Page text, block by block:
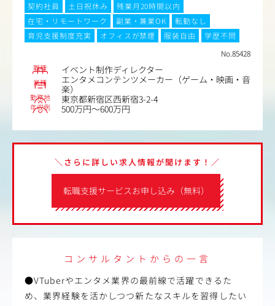
契約社員 土日祝休み
残業月20時間以内
在宅・リモートワーク
副業・兼業OK
転勤なし
育児支援制度充実
オフィスが禁煙 服装自由
学歴不問
No.85428
職種 イベント制作ディレクター
業種
エンタメコンテンツメーカー（ゲーム・映画・音
楽）
勤務地 東京都新宿区西新宿3-2-4
年収例 500万円～600万円
転職支援サービスお申し込み（無料）
＼さらに詳しい求人情報が聞けます！／
コンサルタントからの一言
●VTuberやエンタメ業界の最前線で活躍できるた
め、業界経験を活かしつつ新たなスキルを習得したい